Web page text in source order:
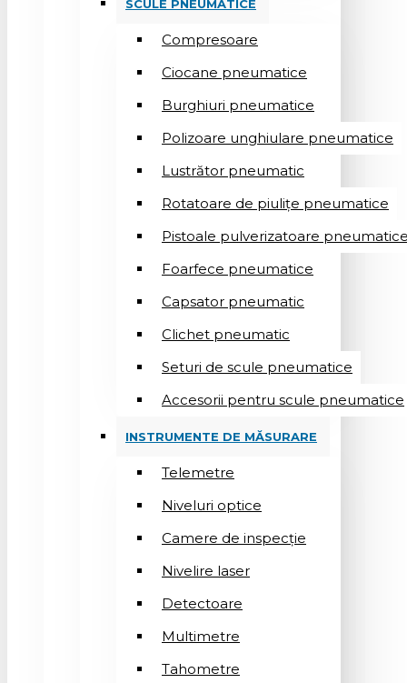
SCULE PNEUMATICE
Compresoare
Ciocane pneumatice
Burghiuri pneumatice
Polizoare unghiulare pneumatice
Lustrător pneumatic
Rotatoare de piulițe pneumatice
Pistoale pulverizatoare
Foarfece pneumatice
Capsator pneumatic
Clichet pneumatic
Seturi de scule pneumatice
Accesorii pentru scule pneumatice
INSTRUMENTE DE MĂSURARE
Telemetre
Niveluri optice
Camere de inspecție
Nivelire laser
Detectoare
Multimetre
Tahometre